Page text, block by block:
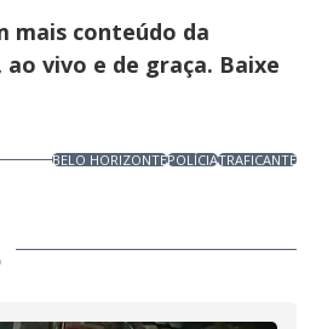
mais conteúdo da
ao vivo e de graça. Baixe
BELO HORIZONTEPOLÍCIATRAFICANTE